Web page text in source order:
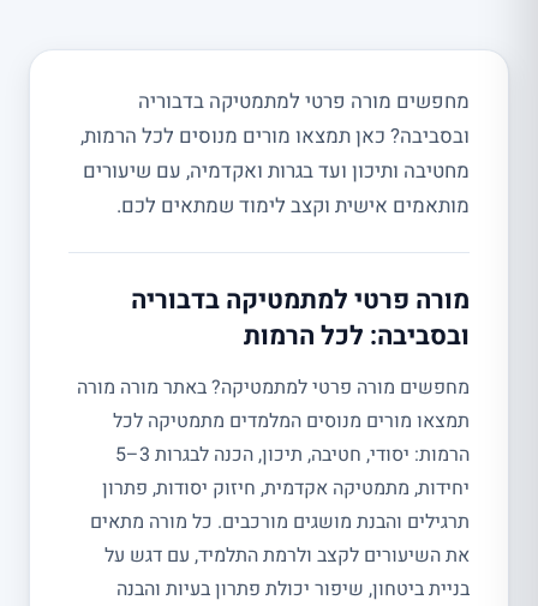
מחפשים מורה פרטי למתמטיקה בדבוריה
ובסביבה? כאן תמצאו מורים מנוסים לכל הרמות,
מחטיבה ותיכון ועד בגרות ואקדמיה, עם שיעורים
מותאמים אישית וקצב לימוד שמתאים לכם.
מורה פרטי למתמטיקה בדבוריה
ובסביבה: לכל הרמות
מחפשים מורה פרטי למתמטיקה? באתר מורה מורה
תמצאו מורים מנוסים המלמדים מתמטיקה לכל
הרמות: יסודי, חטיבה, תיכון, הכנה לבגרות 3–5
יחידות, מתמטיקה אקדמית, חיזוק יסודות, פתרון
תרגילים והבנת מושגים מורכבים. כל מורה מתאים
את השיעורים לקצב ולרמת התלמיד, עם דגש על
בניית ביטחון, שיפור יכולת פתרון בעיות והבנה